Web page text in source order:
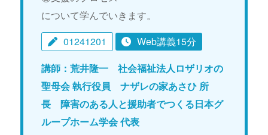
について学んでいきます。
01241201
Web講義15分
講師：荒井隆一 社会福祉法人ロザリオの
聖母会 執行役員 ナザレの家あさひ 所
長 障害のある人と援助者でつくる日本グ
ループホーム学会 代表